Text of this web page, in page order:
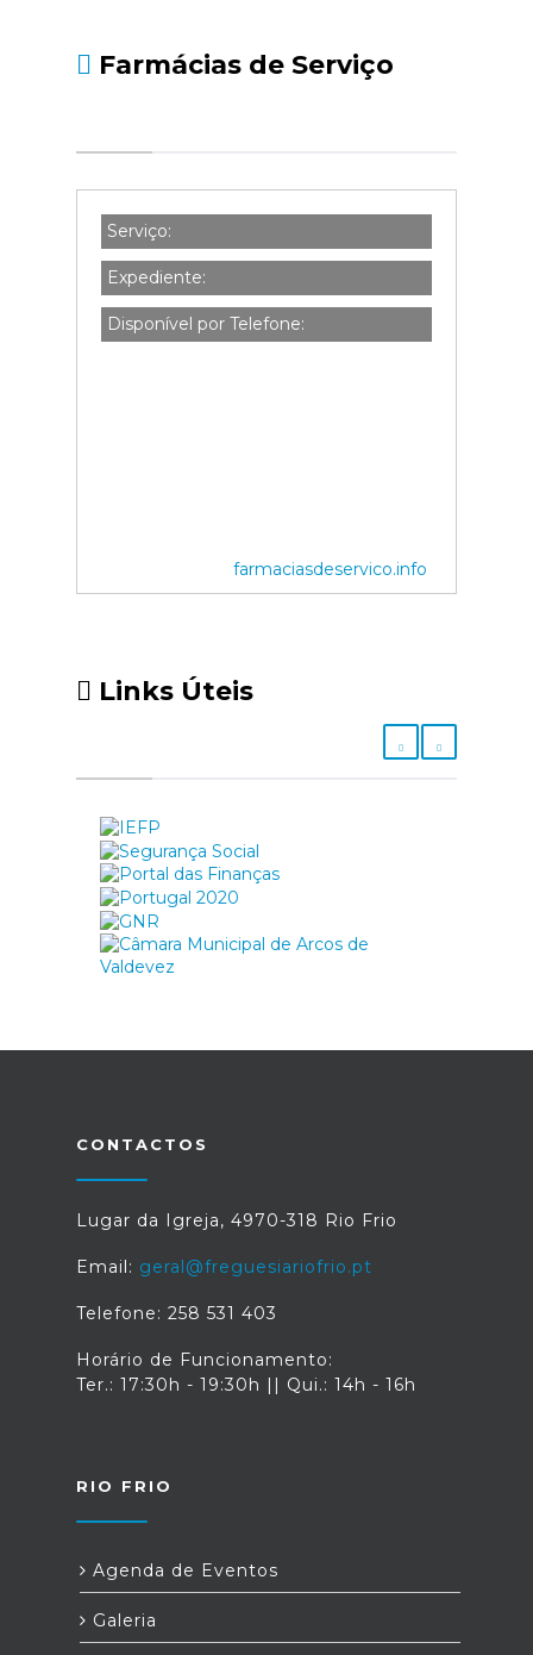
Farmácias de Serviço
Serviço:
Expediente:
Disponível por Telefone:
farmaciasdeservico.info
Links Úteis
CONTACTOS
Lugar da Igreja, 4970-318 Rio Frio
Email: geral@freguesiariofrio.pt
Telefone: 258 531 403
Horário de Funcionamento:
Ter.: 17:30h - 19:30h || Qui.: 14h - 16h
RIO FRIO
Agenda de Eventos
Galeria